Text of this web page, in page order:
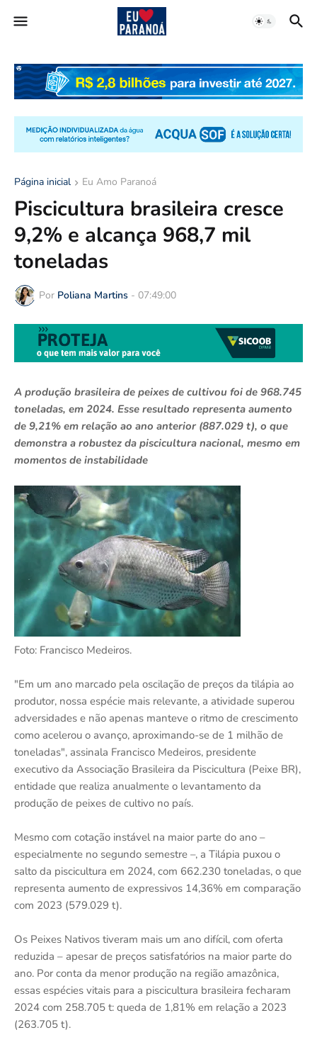
Página inicial Eu Amo Paranoá
Piscicultura brasileira cresce
9,2% e alcança 968,7 mil
toneladas
Por Poliana Martins - 07:49:00
A produção brasileira de peixes de cultivou foi de 968.745
toneladas, em 2024. Esse resultado representa aumento
de 9,21% em relação ao ano anterior (887.029 t), o que
demonstra a robustez da piscicultura nacional, mesmo em
momentos de instabilidade
Foto: Francisco Medeiros.
"Em um ano marcado pela oscilação de preços da tilápia ao
produtor, nossa espécie mais relevante, a atividade superou
adversidades e não apenas manteve o ritmo de crescimento
como acelerou o avanço, aproximando-se de 1 milhão de
toneladas", assinala Francisco Medeiros, presidente
executivo da Associação Brasileira da Piscicultura (Peixe BR),
entidade que realiza anualmente o levantamento da
produção de peixes de cultivo no país.
Mesmo com cotação instável na maior parte do ano –
especialmente no segundo semestre –, a Tilápia puxou o
salto da piscicultura em 2024, com 662.230 toneladas, o que
representa aumento de expressivos 14,36% em comparação
com 2023 (579.029 t).
Os Peixes Nativos tiveram mais um ano difícil, com oferta
reduzida – apesar de preços satisfatórios na maior parte do
ano. Por conta da menor produção na região amazônica,
essas espécies vitais para a piscicultura brasileira fecharam
2024 com 258.705 t: queda de 1,81% em relação a 2023
(263.705 t).